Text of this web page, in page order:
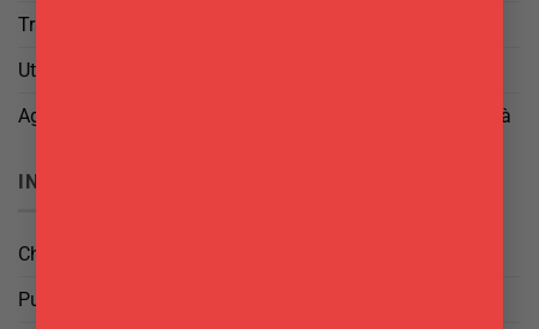
Trattamento dei Dati
Utilizzo di cookies
Aggiorna le tue preferenze di tracciamento della pubblicità
INFO
Chi Siamo
Punti Vendita